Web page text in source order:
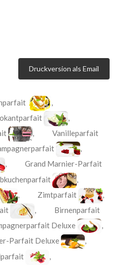
Druckversion als Email
,
, Vanilleparfait
,
,Grand Marnier-Parfait
,
, Zimtparfait
,
, Birnenparfait
Deluxe
,
Parfait Deluxe
,